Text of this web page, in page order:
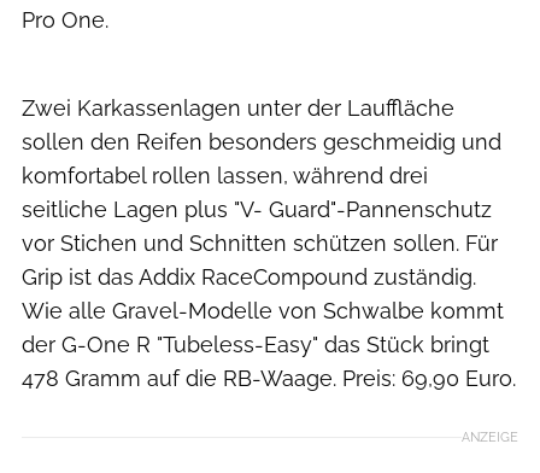
Pro One.
Zwei Karkassenlagen unter der Lauffläche
sollen den Reifen besonders geschmeidig und
komfortabel rollen lassen, während drei
seitliche Lagen plus "V- Guard"-Pannenschutz
vor Stichen und Schnitten schützen sollen. Für
Grip ist das Addix RaceCompound zuständig.
Wie alle Gravel-Modelle von Schwalbe kommt
der G-One R "Tubeless-Easy" das Stück bringt
478 Gramm auf die RB-Waage. Preis: 69,90 Euro.
ANZEIGE